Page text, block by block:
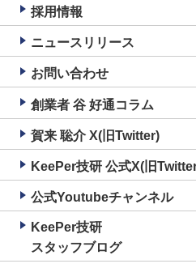
採用情報
ニュースリリース
お問い合わせ
創業者 谷 好通コラム
賀来 聡介 X(旧Twitter)
KeePer技研 公式X(旧
公式Youtubeチャンネル
KeePer技研
スタッフブログ